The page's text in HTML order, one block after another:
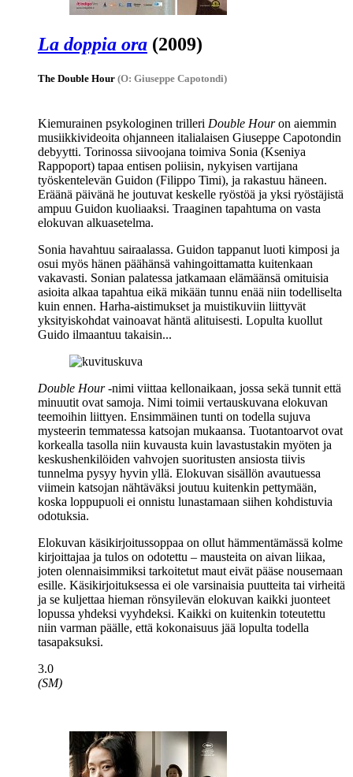
La doppia ora (2009)
The Double Hour (O: Giuseppe Capotondi)
Kiemurainen psykologinen trilleri Double Houron aiemmin
musiikkivideoita ohjanneen italialaisen Giuseppe Capotondin
debyytti. Torinossa siivoojana toimiva Sonia (Kseniya
Rappoport) tapaa entisen poliisin, nykyisen vartijana
työskentelevän Guidon (Filippo Timi), ja rakastuu häneen.
Eräänä päivänä he joutuvat keskelle ryöstöä ja yksi ryöstäjistä
ampuu Guidon kuoliaaksi. Traaginen tapahtuma on vasta
elokuvan alkuasetelma.
Sonia havahtuu sairaalassa. Guidon tappanut luoti kimposi ja
osui myös hänen päähänsä vahingoittamatta kuitenkaan
vakavasti. Sonian palatessa jatkamaan elämäänsä omituisia
asioita alkaa tapahtua eikä mikään tunnu enää niin todelliselta
kuin ennen. Harha-aistimukset ja muistikuviin liittyvät
yksityiskohdat vainoavat häntä alituisesti. Lopulta kuollut
Guido ilmaantuu takaisin...
Double Hour‑nimi viittaa kellonaikaan, jossa sekä tunnit että
minuutit ovat samoja. Nimi toimii vertauskuvana elokuvan
teemoihin liittyen. Ensimmäinen tunti on todella sujuva
mysteerin temmatessa katsojan mukaansa. Tuotantoarvot ovat
korkealla tasolla niin kuvausta kuin lavastustakin myöten ja
keskushenkilöiden vahvojen suoritusten ansiosta tiivis
tunnelma pysyy hyvin yllä. Elokuvan sisällön avautuessa
viimein katsojan nähtäväksi joutuu kuitenkin pettymään,
koska loppupuoli ei onnistu lunastamaan siihen kohdistuvia
odotuksia.
Elokuvan käsikirjoitussoppaa on ollut hämmentämässä kolme
kirjoittajaa ja tulos on odotettu – mausteita on aivan liikaa,
joten olennaisimmiksi tarkoitetut maut eivät pääse nousemaan
esille. Käsikirjoituksessa ei ole varsinaisia puutteita tai virheitä
ja se kuljettaa hieman rönsyilevän elokuvan kaikki juonteet
lopussa yhdeksi vyyhdeksi. Kaikki on kuitenkin toteutettu
niin varman päälle, että kokonaisuus jää lopulta todella
tasapaksuksi.
3.0
(SM)